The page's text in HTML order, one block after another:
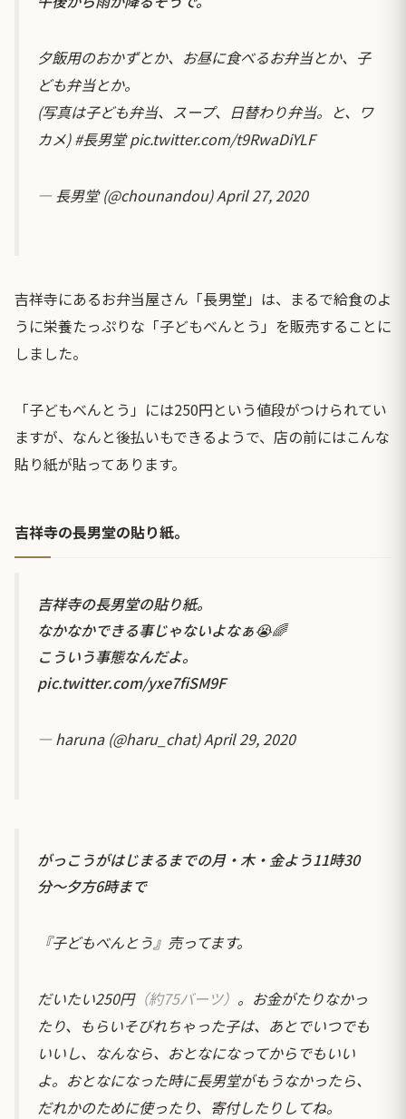
夕飯用のおかずとか、お昼に食べるお弁当とか、子
ども弁当とか。
(写真は子ども弁当、スープ、日替わり弁当。と、ワ
カメ)#長男堂 pic.twitter.com/t9RwaDiYLF
— 長男堂 (@chounandou)April 27, 2020
吉祥寺にあるお弁当屋さん「長男堂」は、まるで給食のよ
うに栄養たっぷりな「子どもべんとう」を販売することに
しました。
「子どもべんとう」には250円という値段がつけられてい
ますが、なんと後払いもできるようで、店の前にはこんな
貼り紙が貼ってあります。
吉祥寺の長男堂の貼り紙。
吉祥寺の長男堂の貼り紙。
なかなかできる事じゃないよなぁ😭🌈
こういう事態なんだよ。
pic.twitter.com/yxe7fiSM9F
— haruna (@haru_chat)April 29, 2020
がっこうがはじまるまでの月・木・金よう11時30
分～夕方6時まで
『子どもべんとう』売ってます。
だいたい250円（約75バーツ） 。お金がたりなかっ
たり、もらいそびれちゃった子は、あとでいつでも
いいし、なんなら、おとなになってからでもいい
よ。おとなになった時に長男堂がもうなかったら、
だれかのために使ったり、寄付したりしてね。